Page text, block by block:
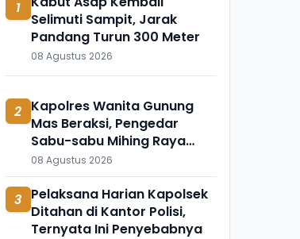
Ngaji Cabuli Pelajar Dicokok
Polres Sukabumi di Banten
03 Agustus 2026
1
Selimuti Sampit, Jarak
Pandang Turun 300 Meter
08 Agustus 2026
2 Kapolres Wanita Gunung
Mas Beraksi, Pengedar
Sabu-sabu Mihing Raya
Diringkus di Barak
08 Agustus 2026
3 Pelaksana Harian Kapolsek
Ditahan di Kantor Polisi,
Ternyata Ini Penyebabnya